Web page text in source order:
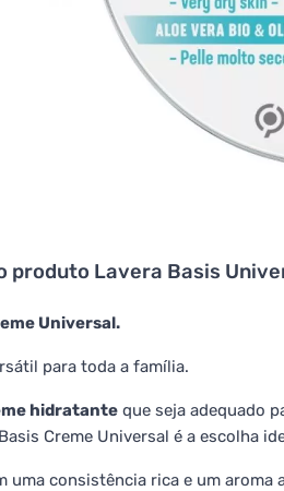
produto Lavera Basis
Universal.
para toda a família.
hidratante que seja adequado
Basis Creme Universal é a escolha
uma consistência rica e um